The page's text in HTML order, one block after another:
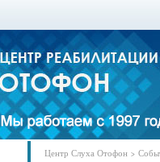
Центр Слуха Отофон >